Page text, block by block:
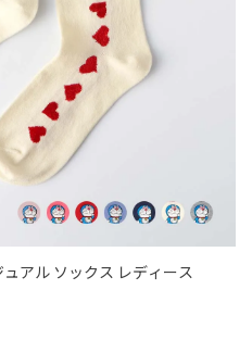
アル ソックス レディース